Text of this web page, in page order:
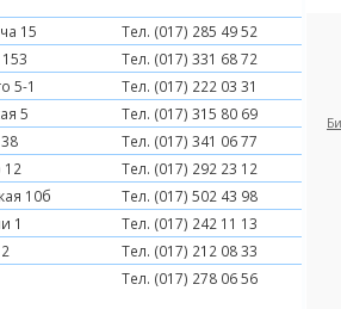
15
Тел. (017) 285 49 52
Тел. (017) 331 68 72
5-1
Тел. (017) 222 03 31
5
Тел. (017) 315 80 69
Тел. (017) 341 06 77
12
Тел. (017) 292 23 12
10б
Тел. (017) 502 43 98
1
Тел. (017) 242 11 13
Тел. (017) 212 08 33
Тел. (017) 278 06 56